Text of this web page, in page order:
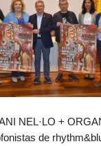
NEL·LO +
de